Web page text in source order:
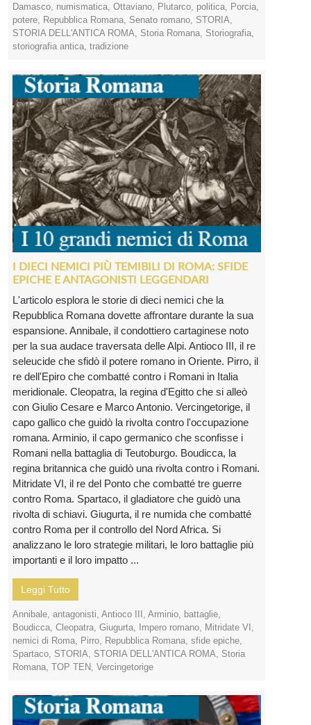
Damasco numismatica Ottaviano Plutarco politica Porcia
potere Repubblica Romana Senato romano STORIA
STORIA DELL'ANTICA ROMA
Storia Romana Storiografia
storiografia antica tradizione
I DIECI NEMICI PIÙ TEMIBILI DI ROMA: SFIDE
EPICHE E ANTAGONISTI LEGGENDARI
L'articolo esplora le storie di dieci nemici che la
Repubblica Romana dovette affrontare durante la sua
espansione. Annibale, il condottiero cartaginese noto
per la sua audace traversata delle Alpi. Antioco III, il re
seleucide che sfidò il potere romano in Oriente. Pirro, il
re dell'Epiro che combatté contro i Romani in Italia
meridionale. Cleopatra, la regina d'Egitto che si alleò
con Giulio Cesare e Marco Antonio. Vercingetorige, il
capo gallico che guidò la rivolta contro l'occupazione
romana. Arminio, il capo germanico che sconfisse i
Romani nella battaglia di Teutoburgo. Boudicca, la
regina britannica che guidò una rivolta contro i Romani.
Mitridate VI, il re del Ponto che combatté tre guerre
contro Roma. Spartaco, il gladiatore che guidò una
rivolta di schiavi. Giugurta, il re numida che combatté
contro Roma per il controllo del Nord Africa. Si
analizzano le loro strategie militari, le loro battaglie più
importanti e il loro impatto ...
Leggi Tutto
Annibale, antagonisti, Antioco III , Arminio, battaglie,
Boudicca, Cleopatra, Giugurta, Impero romano, Mitridate VI ,
nemici di Roma, Pirro, Repubblica Romana, sfide epiche,
Spartaco, STORIA, STORIA DELL'ANTICA ROMA, Storia
Romana, TOP TEN, Vercingetorige